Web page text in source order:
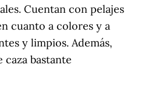
Cuentan con pelajes
cuanto a colores y a
y limpios. Además,
bastante